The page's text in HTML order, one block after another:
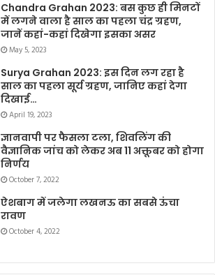
Chandra Grahan 2023: बस कुछ ही मिनटों
में लगने वाला है साल का पहला चंद्र ग्रहण,
जानें कहां-कहां दिखेगा इसका असर
May 5, 2023
Surya Grahan 2023: इस दिन लग रहा है
साल का पहला सूर्य ग्रहण, जानिए कहां देगा
दिखाई…
April 19, 2023
ज्ञानवापी पर फैसला टला, शिवलिंग की
वैज्ञानिक जांच को लेकर अब 11 अक्तूबर को होगा
निर्णय
October 7, 2022
ऐशबाग में जलेगा लखनऊ का सबसे ऊंचा
रावण
October 4, 2022